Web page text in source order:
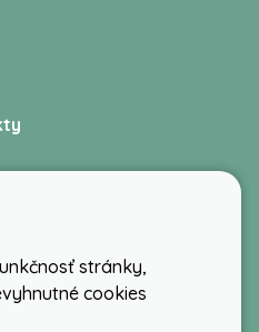
stránky,
cookies